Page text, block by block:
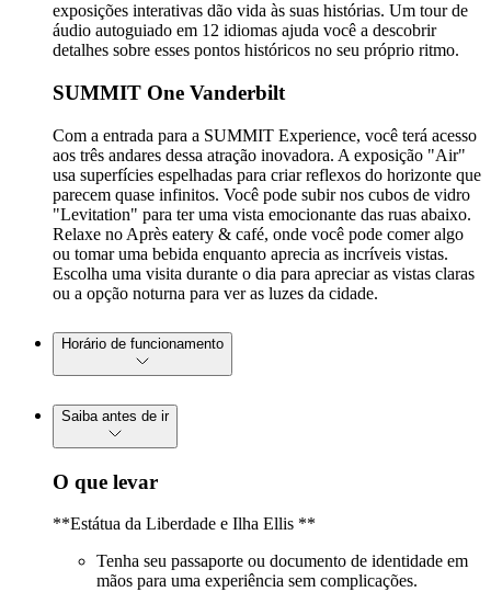
exposições interativas dão vida às suas histórias. Um tour de
áudio autoguiado em 12 idiomas ajuda você a descobrir
detalhes sobre esses pontos históricos no seu próprio ritmo.
SUMMIT One Vanderbilt
Com a entrada para a SUMMIT Experience, você terá acesso
aos três andares dessa atração inovadora. A exposição "Air"
usa superfícies espelhadas para criar reflexos do horizonte que
parecem quase infinitos. Você pode subir nos cubos de vidro
"Levitation" para ter uma vista emocionante das ruas abaixo.
Relaxe no Après eatery & café, onde você pode comer algo
ou tomar uma bebida enquanto aprecia as incríveis vistas.
Escolha uma visita durante o dia para apreciar as vistas claras
ou a opção noturna para ver as luzes da cidade.
Horário de funcionamento
Saiba antes de ir
O que levar
**Estátua da Liberdade e Ilha Ellis **
Tenha seu passaporte ou documento de identidade em
mãos para uma experiência sem complicações.